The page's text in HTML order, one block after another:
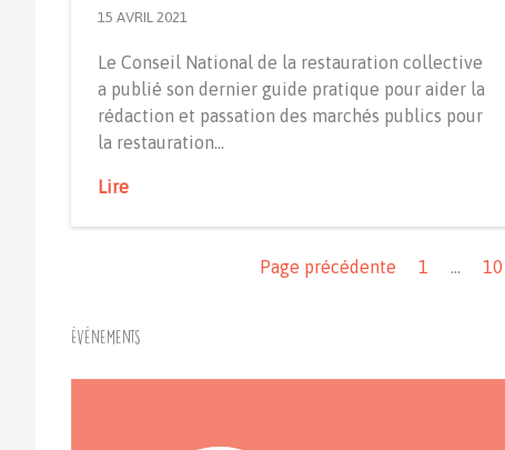
15 AVRIL 2021
Le Conseil National de la restauration collective
a publié son dernier guide pratique pour aider la
rédaction et passation des marchés publics pour
la restauration…
Lire
Page précédente
1 … 10
Événements